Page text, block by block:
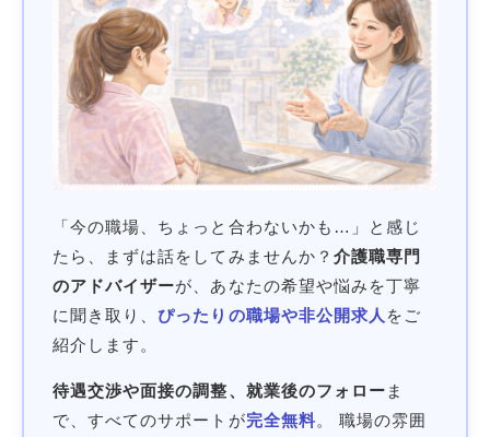
「今の職場、ちょっと合わないかも…」と感じ
たら、まずは話をしてみませんか？ 介護職専門
のアドバイザーが、あなたの希望や悩みを丁寧
に聞き取り、 ぴったりの職場や非公開求人 をご
紹介します。
待遇交渉や面接の調整、就業後のフォロー ま
で、すべてのサポートが完全無料。 職場の雰囲